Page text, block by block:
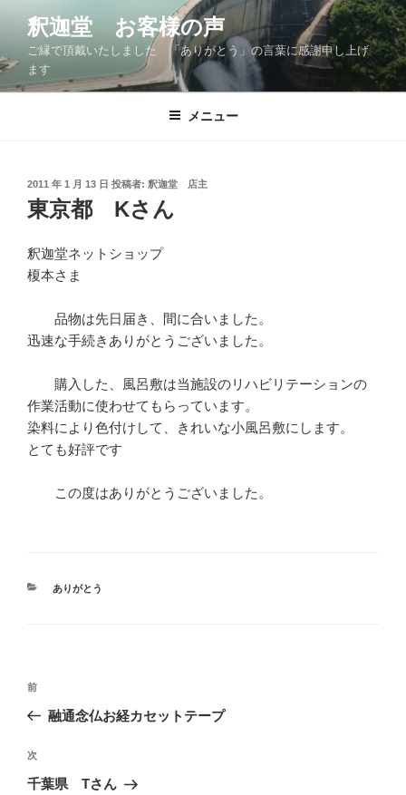
テ
ン
ツ
釈迦堂 お客様の声
ご縁で頂戴いたしました 「ありがとう」の言葉に感謝申し上げ
ます
メニュー
投
稿
日:
2011 年 1 月 13 日 投稿者: 釈迦堂 店主
東京都 Kさん
釈迦堂ネットショップ
榎本さま
品物は先日届き、間に合いました。
迅速な手続きありがとうございました。
購入した、風呂敷は当施設のリハビリテーションの
作業活動に使わせてもらっています。
染料により色付けして、きれいな小風呂敷にします。
とても好評です
この度はありがとうございました。
カ
ありがとう
投
ビ
ゲ
前
の
稿
前
融通念仏お経カセットテープ
次
の
次
千葉県 Tさん